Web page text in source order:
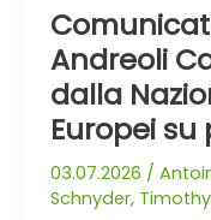
Andreoli
dalla
Europei su
03.07.2026 /
Schnyder,
Europei
su
pista
U19